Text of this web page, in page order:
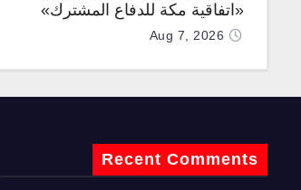
«اتفاقية مكة للدفاع المشترك»
Aug 7, 2026
Recent Comments